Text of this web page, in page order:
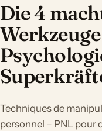
Die 4
Techniques de
personnel – PNL